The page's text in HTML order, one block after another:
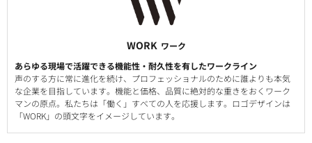
WORK ワーク
あらゆる現場で活躍できる機能性・耐久性を有したワークライン
声のする方に常に進化を続け、プロフェッショナルのために誰よりも本気
な企業を目指しています。機能と価格、品質に絶対的な重きをおくワーク
マンの原点。私たちは「働く」すべての人を応援します。ロゴデザインは
「WORK」の頭文字をイメージしています。